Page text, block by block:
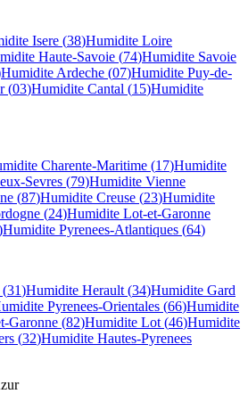
Isere (38)Humidite Loire
Haute-Savoie (74)Humidite Savoie
Humidite Ardeche (07)Humidite Puy-de-
(03)Humidite Cantal (15)Humidite
Charente-Maritime (17)Humidite
Sevres (79)Humidite Vienne
(87)Humidite Creuse (23)Humidite
(24)Humidite Lot-et-Garonne
Humidite Pyrenees-Atlantiques (64)
(31)Humidite Herault (34)Humidite Gard
Pyrenees-Orientales (66)Humidite
Garonne (82)Humidite Lot (46)Humidite
(32)Humidite Hautes-Pyrenees